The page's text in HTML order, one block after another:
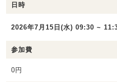
日時
2026年7月15日(水) 09:30 ~
参加費
0円